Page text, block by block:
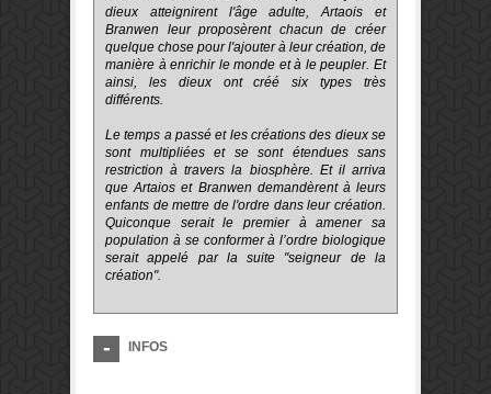
dieux atteignirent l'âge adulte, Artaois et
Branwen leur proposèrent chacun de créer
quelque chose pour l'ajouter à leur création, de
manière à enrichir le monde et à le peupler. Et
ainsi, les dieux ont créé six types très
différents.
Le temps a passé et les créations des dieux se
sont multipliées et se sont étendues sans
restriction à travers la biosphère. Et il arriva
que Artaios et Branwen demandèrent à leurs
enfants de mettre de l'ordre dans leur création.
Quiconque serait le premier à amener sa
population à se conformer à l’ordre biologique
serait appelé par la suite "seigneur de la
création".
INFOS